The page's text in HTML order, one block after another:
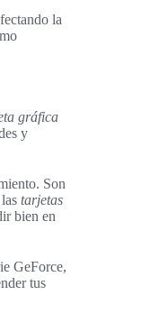
la
gráfica
y
Son
tarjetas
bien en
GeForce,
tus